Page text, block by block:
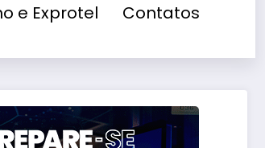
e Exprotel Contatos